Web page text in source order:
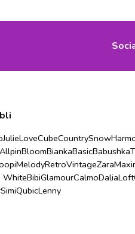
JulieLoveCubeCountrySnow
AllpinBloomBiankaBasicBabushka
MelodyRetroVintageZara
WhiteBibiGlamourCalmoDaliaLoft
SimiQubicLenny